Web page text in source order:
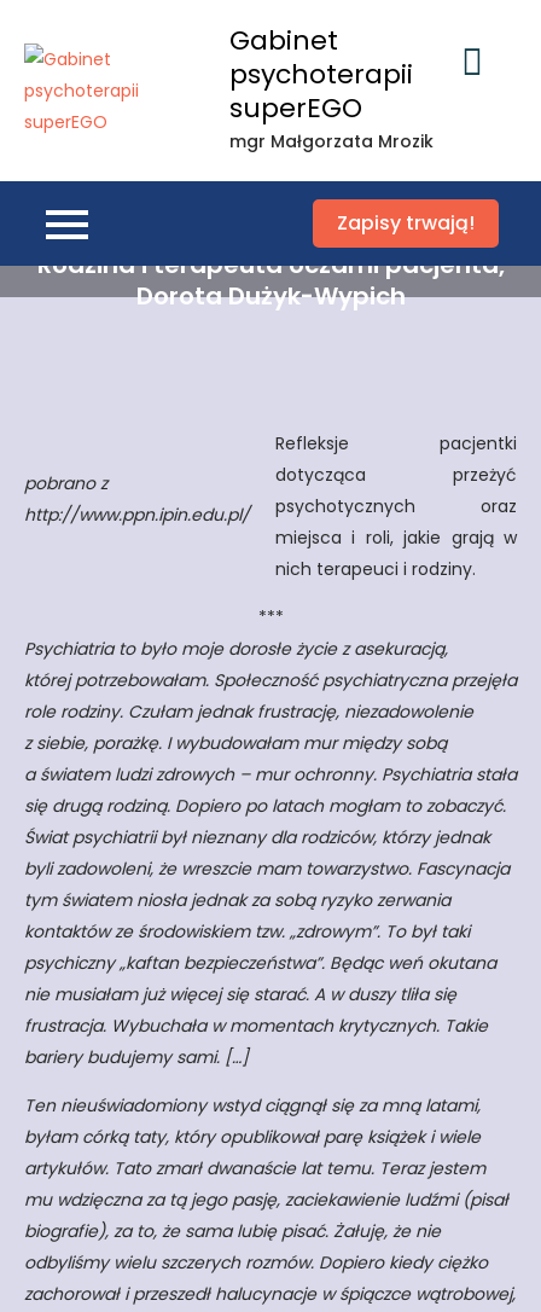
Gabinet
psychoterapii
superEGO
mgr Małgorzata Mrozik
Zapisy trwają!
Rodzina i terapeuta oczami pacjenta,
Dorota Dużyk-Wypich
pobrano z
http://www.ppn.ipin.edu.pl/
Refleksje pacjentki
dotycząca przeżyć
psychotycznych oraz
miejsca i roli, jakie grają w
nich terapeuci i rodziny.
***
Psychiatria to było moje dorosłe życie z asekuracją,
której potrzebowałam. Społeczność psychiatryczna przejęła
role rodziny. Czułam jednak frustrację, niezadowolenie
z siebie, porażkę. I wybudowałam mur między sobą
a światem ludzi zdrowych – mur ochronny. Psychiatria stała
się drugą rodziną. Dopiero po latach mogłam to zobaczyć.
Świat psychiatrii był nieznany dla rodziców, którzy jednak
byli zadowoleni, że wreszcie mam towarzystwo. Fascynacja
tym światem niosła jednak za sobą ryzyko zerwania
kontaktów ze środowiskiem tzw. „zdrowym”. To był taki
psychiczny „kaftan bezpieczeństwa”. Będąc weń okutana
nie musiałam już więcej się starać. A w duszy tliła się
frustracja. Wybuchała w momentach krytycznych. Takie
bariery budujemy sami. […]
Ten nieuświadomiony wstyd ciągnął się za mną latami,
byłam córką taty, który opublikował parę książek i wiele
artykułów. Tato zmarł dwanaście lat temu. Teraz jestem
mu wdzięczna za tą jego pasję, zaciekawienie ludźmi (pisał
biografie), za to, że sama lubię pisać. Żałuję, że nie
odbyliśmy wielu szczerych rozmów. Dopiero kiedy ciężko
zachorował i przeszedł halucynacje w śpiączce wątrobowej,